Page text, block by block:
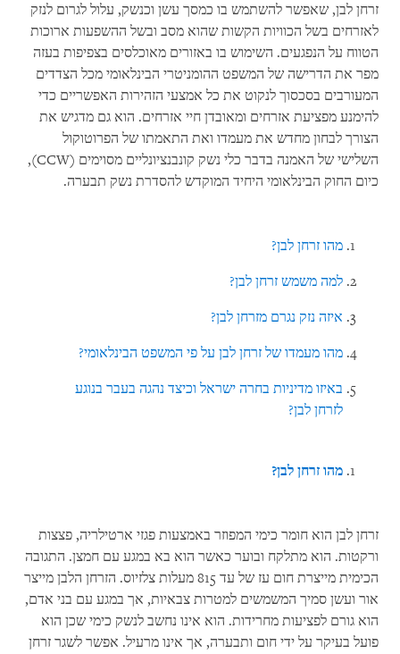
זרחן לבן, שאפשר להשתמש בו כמסך עשן וכנשק, עלול לגרום לנזק
לאזרחים בשל הכוויות הקשות שהוא מסב ובשל ההשפעות ארוכות
הטווח על הנפגעים. השימוש בו באזורים מאוכלסים בצפיפות בעזה
מפר את הדרישה של המשפט ההומניטרי הבינלאומי מכל הצדדים
המעורבים בסכסוך לנקוט את כל אמצעי הזהירות האפשריים כדי
להימנע מפציעת אזרחים ומאובדן חיי אזרחים. הוא גם מדגיש את
הצורך לבחון מחדש את מעמדו ואת התאמתו של הפרוטוקול
השלישי של האמנה בדבר כלי נשק קונבנציונליים מסוימים (CCW),
כיום החוק הבינלאומי היחיד המוקדש להסדרת נשק תבערה.
מהו זרחן לבן?
למה משמש זרחן לבן?
איזה נזק נגרם מזרחן לבן?
מהו מעמדו של זרחן לבן על פי המשפט הבינלאומי?
באיזו מדיניות בחרה ישראל וכיצד נהגה בעבר בנוגע
לזרחן לבן?
מהו זרחן לבן?
זרחן לבן הוא חומר כימי המפוזר באמצעות פגזי ארטילריה, פצצות
ורקטות. הוא מתלקח ובוער כאשר הוא בא במגע עם חמצן. התגובה
הכימית מייצרת חום עז של עד 815 מעלות צלזיוס. הזרחן הלבן מייצר
אור ועשן סמיך המשמשים למטרות צבאיות, אך במגע עם בני אדם,
הוא גורם לפציעות מחרידות. הוא אינו נחשב לנשק כימי שכן הוא
פועל בעיקר על ידי חום ותבערה, אך אינו מרעיל. אפשר לשגר זרחן